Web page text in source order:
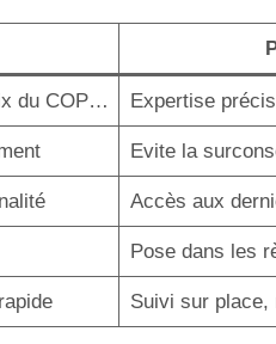
du COP… Expertise
Evite la
Accès aux
Pose dans les
Suivi sur place,